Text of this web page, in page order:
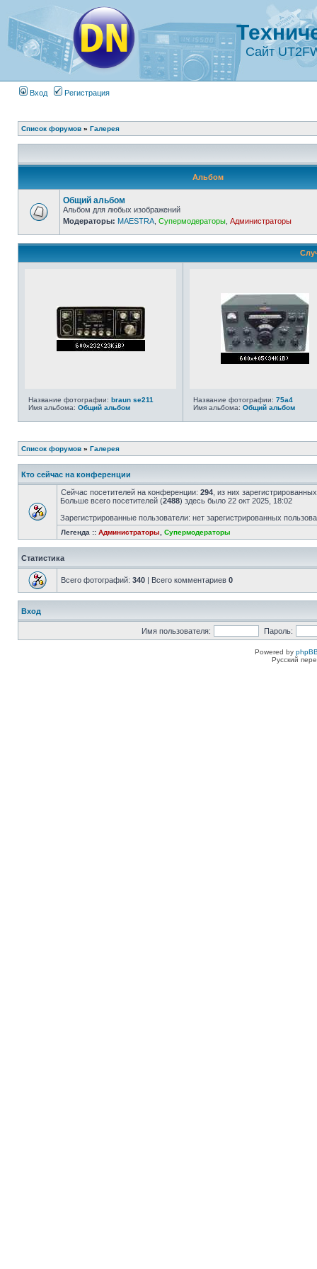
Сайт
Вход Регистрация
Список форумов » Галерея
Альбом
Общий альбом
Альбом для любых изображений
Модераторы: MAESTRA Супермодераторы Администраторы
Название фотографии: braun se211
Имя альбома: Общий альбом
Название фотографии: 75a4
Имя альбома: Общий альбом
Список форумов » Галерея
Кто сейчас на конференции
Сейчас посетителей на конференции: 294 , из них
Больше всего посетителей (2488) здесь было 22 окт 2025, 18:02
Зарегистрированные пользователи: нет зарегистрированных
Легенда :: Администраторы Супермодераторы
Статистика
Всего фотографий: 340 | Всего комментариев 0
Вход
Имя пользователя: Пароль:
Powered by
Русский